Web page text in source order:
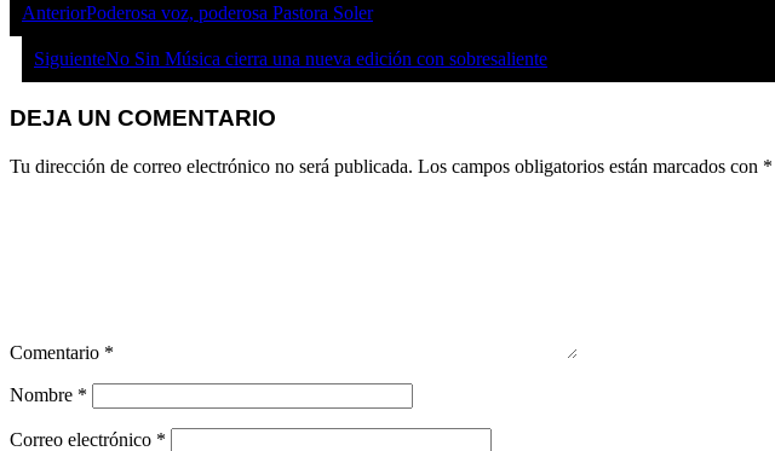
AnteriorPoderosa voz, poderosa Pastora Soler
SiguienteNo Sin Música cierra una nueva edición con sobresaliente
DEJA UN COMENTARIO
Tu dirección de correo electrónico no será publicada. Los campos obligatorios están marcados con *
Comentario *
Nombre *
Correo electrónico *